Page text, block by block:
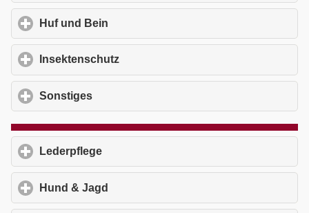
Huf und Bein
Insektenschutz
Sonstiges
Lederpflege
Hund & Jagd